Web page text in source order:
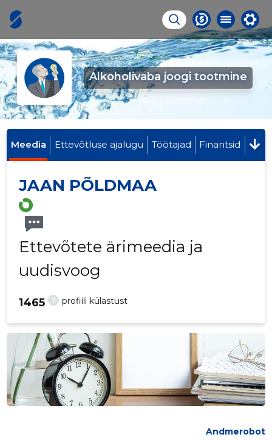
Alkoholivaba joogi tootmine
Meedia Ettevõtluse ajalugu Töötajad Finantsid
JAAN PÕLDMAA
Ettevõtete ärimeedia ja
uudisvoog
? profiili külastust
1465
Andmerobot